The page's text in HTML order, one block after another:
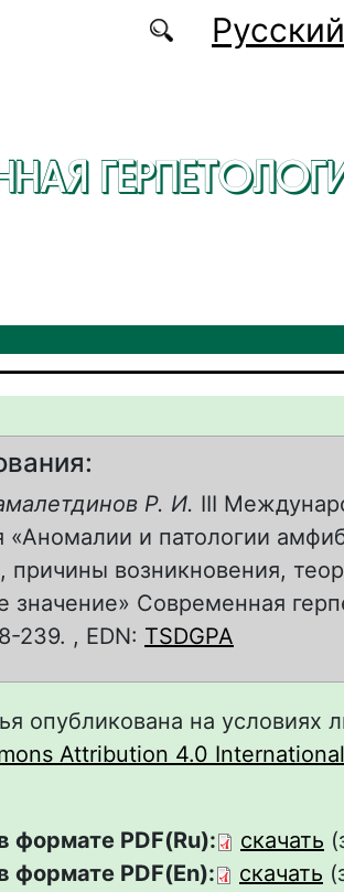
Русский
Р. И. III
«Аномалии и патологии
причины возникновения,
значение» Современная
239. , EDN: TSDGPA
опубликована на условиях
Attribution 4.0
формате PDF(Ru): скачать
формате PDF(En):
скачать